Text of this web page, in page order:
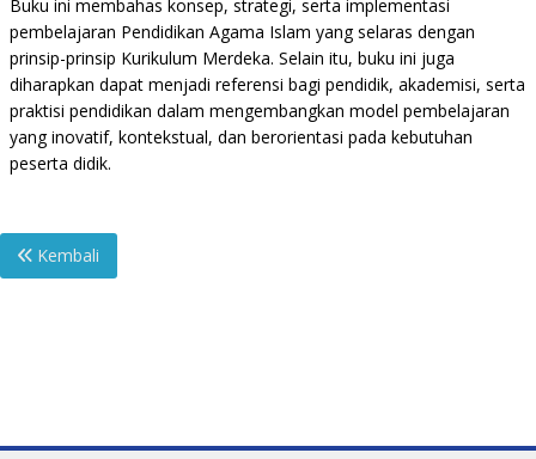
Buku ini membahas konsep, strategi, serta implementasi
pembelajaran Pendidikan Agama Islam yang selaras dengan
prinsip-prinsip Kurikulum Merdeka. Selain itu, buku ini juga
diharapkan dapat menjadi referensi bagi pendidik, akademisi, serta
praktisi pendidikan dalam mengembangkan model pembelajaran
yang inovatif, kontekstual, dan berorientasi pada kebutuhan
peserta didik.
Kembali